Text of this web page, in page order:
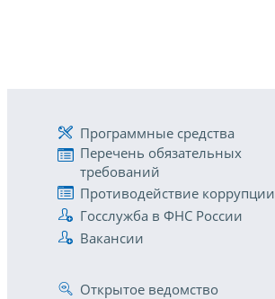
Программные средства
Перечень обязательных
требований
Противодействие коррупции
Госслужба в ФНС России
Вакансии
Открытое ведомство